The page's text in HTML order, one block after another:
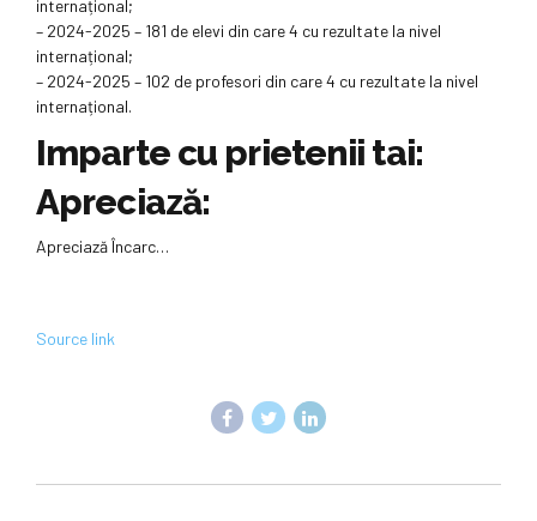
internațional;
– 2024-2025 – 181 de elevi din care 4 cu rezultate la nivel
internațional;
– 2024-2025 – 102 de profesori din care 4 cu rezultate la nivel
internațional.
Imparte cu prietenii tai:
Apreciază:
ApreciazăÎncarc…
Source link